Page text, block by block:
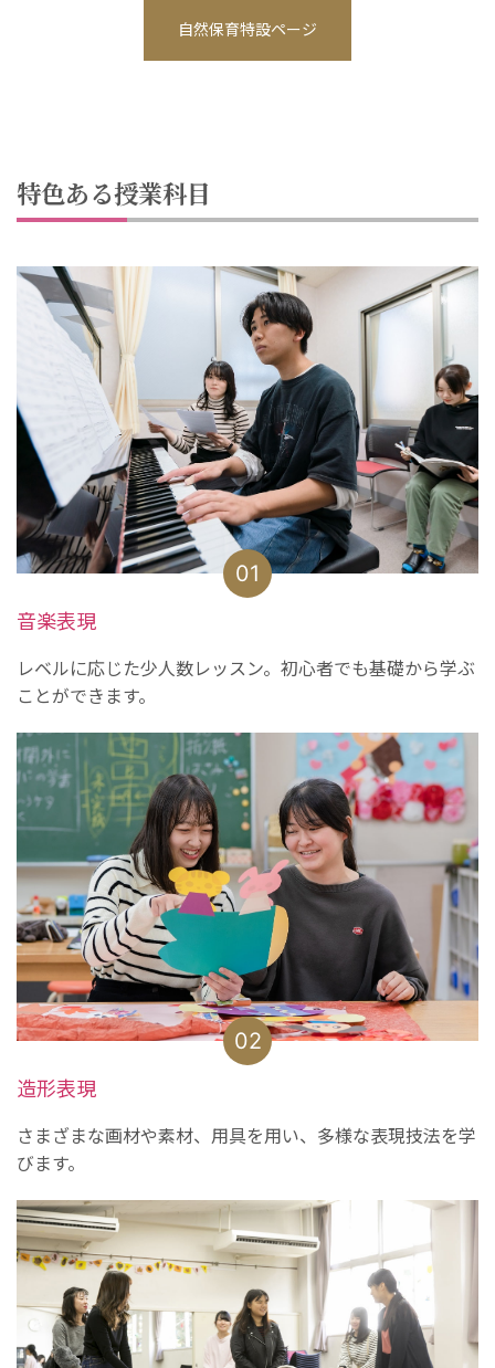
自然保育特設ページ
特色ある授業科目
01
音楽表現
レベルに応じた少人数レッスン。初心者でも基礎から学ぶ
ことができます。
02
造形表現
さまざまな画材や素材、用具を用い、多様な表現技法を学
びます。